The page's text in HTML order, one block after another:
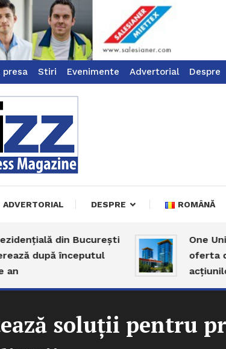
presa Stiri Evenimente Advertorial Despre
ADVERTORIAL DESPRE ROMÂNĂ
din București
după începutul
One United
oferta de
acțiunilor
soluții pentru